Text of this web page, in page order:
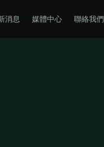
消息 媒體中心 聯絡我們